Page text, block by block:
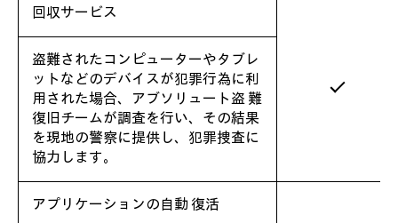
回収サービス
盗難されたコンピューターやタブレ
ットなどのデバイスが犯罪行為に利
用された場合、アブソリュート盗 難
復旧チームが調査を行い、その結果
を現地の警察に提供し、犯罪捜査に
協力します。
アプリケーションの自動 復活